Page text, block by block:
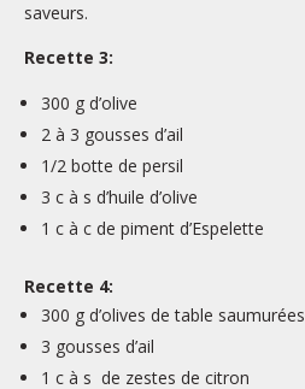
saveurs.
Recette 3:
300 g d’olive
2 à 3 gousses d’ail
1/2 botte de persil
3 c à s d’huile d’olive
1 c à c de piment d’Espelette
Recette 4:
300 g d’olives de table saumurées
3 gousses d’ail
1 c à s de zestes de citron